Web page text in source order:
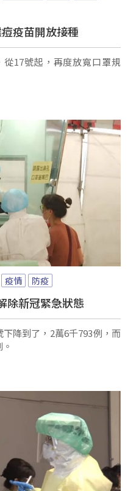
疫苗開放接種
17號起，再度放寬口罩規
疫情 防疫
除新冠緊急狀態
降到了，2萬6千793例，而